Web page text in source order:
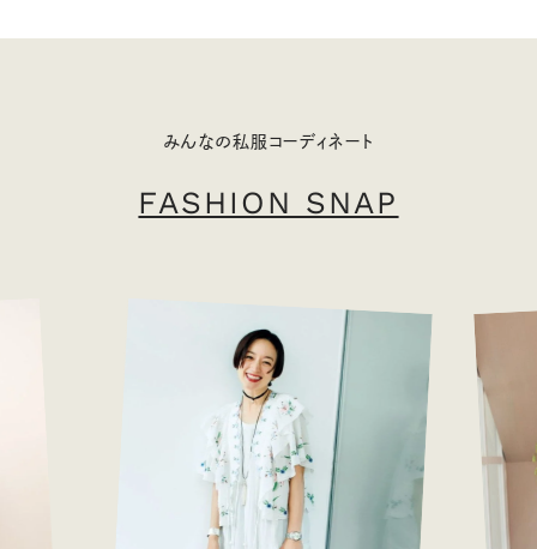
みんなの私服コーディネート
FASHION SNAP